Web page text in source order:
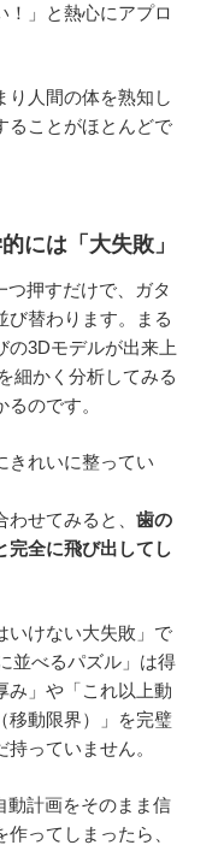
！」と熱心にアプロ
り人間の体を熟知し
ることがほとんどで
には「大失敗」
つ押すだけで、ガタ
び替わります。まる
の3Dモデルが出来上
細かく分析してみる
のです。
きれいに整ってい
せてみると、 歯の
完全に飛び出してし
いけない大失敗」で
並べるパズル」は得
み」や「これ以上動
移動限界）」を完璧
っていません。
動計画をそのまま信
ってしまったら、